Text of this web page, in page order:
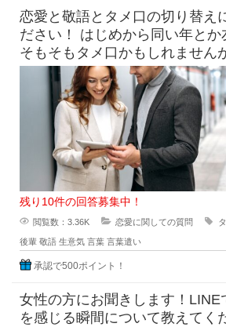
恋愛と敬語とタメ口の切り替え
ださい！ はじめから同い年とか友達とかなら、
そもそもタメ口かもしれません
か上司と部下のような関
残り10件の回答募集中！
閲覧数：3.36K 恋愛に関しての質問
後輩 敬語 生意気 言葉 言葉遣い
承認で500ポイント！
女性の方にお聞きします！LINE
を感じる瞬間について教えてく